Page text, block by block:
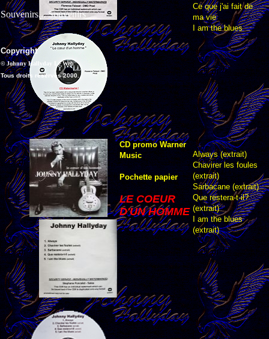
Souvenirs... Souvenirs
Copyright
© Johnny Hallyday Le Web
Tous droits réservés 2000.
Ce que j'ai fait de
ma vie
I am the blues
CD promo Warner
Music
Pochette papier
LE COEUR
D'UN HOMME
Always (extrait)
Chavirer les foules
(extrait)
Sarbacane (extrait)
Que restera-t-il?
(extrait)
I am the blues
(extrait)